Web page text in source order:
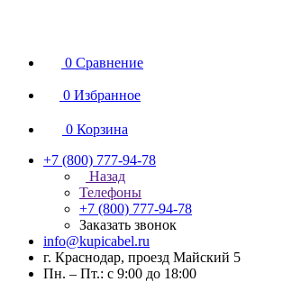
0 Сравнение
0 Избранное
0 Корзина
+7 (800) 777-94-78
Назад
Телефоны
+7 (800) 777-94-78
Заказать звонок
info@kupicabel.ru
г. Краснодар, проезд Майский 5
Пн. – Пт.: с 9:00 до 18:00